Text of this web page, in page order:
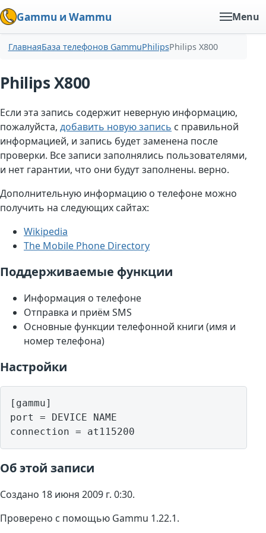
Gammu и Wammu Menu
ГлавнаяБаза телефонов GammuPhilipsPhilips X800
Philips X800
Если эта запись содержит неверную информацию,
пожалуйста, добавить новую запись с правильной
информацией, и запись будет заменена после
проверки. Все записи заполнялись пользователями,
и нет гарантии, что они будут заполнены. верно.
Дополнительную информацию о телефоне можно
получить на следующих сайтах:
Wikipedia
The Mobile Phone Directory
Поддерживаемые функции
Информация о телефоне
Отправка и приём SMS
Основные функции телефонной книги (имя и
номер телефона)
Настройки
[gammu]
port = DEVICE NAME
Об этой записи
Создано 18 июня 2009 г. 0:30.
Проверено с помощью Gammu 1.22.1.